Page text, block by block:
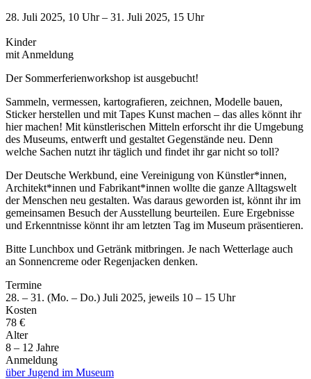
28. Juli 2025, 10 Uhr – 31. Juli 2025, 15 Uhr
Kinder
mit Anmeldung
Der Sommerferienworkshop ist ausgebucht!
Sammeln, vermessen, kartografieren, zeichnen, Modelle bauen,
Sticker herstellen und mit Tapes Kunst machen – das alles könnt ihr
hier machen! Mit künstlerischen Mitteln erforscht ihr die Umgebung
des Museums, entwerft und gestaltet Gegenstände neu. Denn
welche Sachen nutzt ihr täglich und findet ihr gar nicht so toll?
Der Deutsche Werkbund, eine Vereinigung von Künstler*innen,
Architekt*innen und Fabrikant*innen wollte die ganze Alltagswelt
der Menschen neu gestalten. Was daraus geworden ist, könnt ihr im
gemeinsamen Besuch der Ausstellung beurteilen. Eure Ergebnisse
und Erkenntnisse könnt ihr am letzten Tag im Museum präsentieren.
Bitte Lunchbox und Getränk mitbringen. Je nach Wetterlage auch
an Sonnencreme oder Regenjacken denken.
Termine
28. – 31. (Mo. – Do.) Juli 2025, jeweils 10 – 15 Uhr
Kosten
78 €
Alter
8 – 12 Jahre
Anmeldung
über Jugend im Museum